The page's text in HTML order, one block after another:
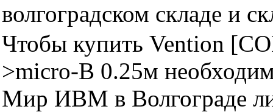
волгоградском складе и
Чтобы купить Vention
>micro-B 0.25м
Мир ИВМ в Волгограде